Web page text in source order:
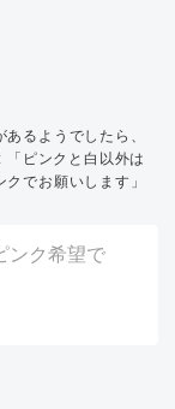
るようでしたら、
ピンクと白以外は
でお願いします」